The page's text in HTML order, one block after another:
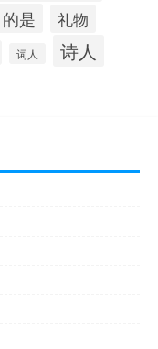
的是
礼物
词人 诗人